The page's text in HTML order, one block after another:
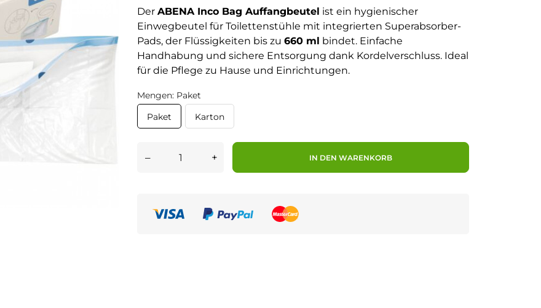
Der ABENA Inco Bag Auffangbeutel ist ein hygienischer
Einwegbeutel für Toilettenstühle mit integrierten Superabsorber-
Pads, der Flüssigkeiten bis zu 660 ml bindet. Einfache
Handhabung und sichere Entsorgung dank Kordelverschluss. Ideal
für die Pflege zu Hause und Einrichtungen.
Mengen: Paket
Paket
Karton
– + IN DEN WARENKORB